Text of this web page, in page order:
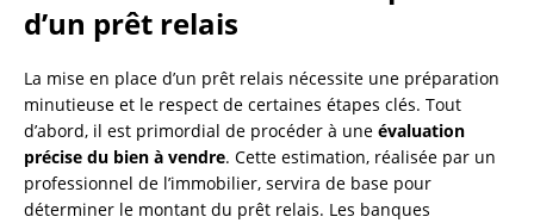
d’un prêt relais
La mise en place d’un prêt relais nécessite une préparation
minutieuse et le respect de certaines étapes clés. Tout
d’abord, il est primordial de procéder à une évaluation
précise du bien à vendre. Cette estimation, réalisée par un
professionnel de l’immobilier, servira de base pour
déterminer le montant du prêt relais. Les banques